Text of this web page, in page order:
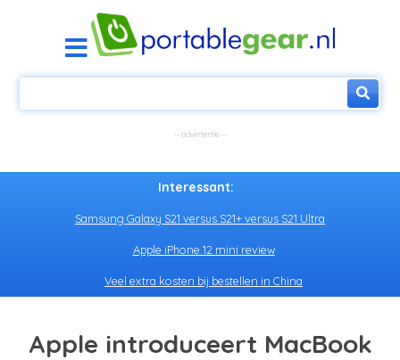
Interessant:
Samsung Galaxy S21 versus S21+ versus S21 Ultra
Apple iPhone 12 mini review
Veel extra kosten bij bestellen in China
Apple introduceert MacBook